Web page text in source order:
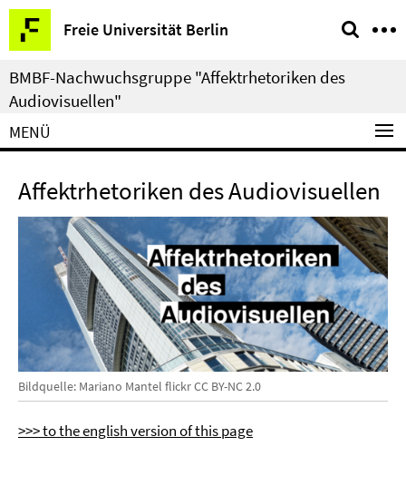
Springe
direkt
zu
Inhalt
Freie Universität Berlin
Service-
Navigation
BMBF-Nachwuchsgruppe "Affektrhetoriken des
Audiovisuellen"
MENÜ
Affektrhetoriken des Audiovisuellen
Bildquelle: Mariano Mantel flickr CC BY-NC 2.0
>>> to the english version of this page